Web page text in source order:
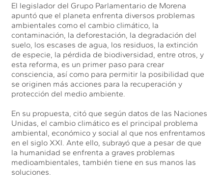
El legislador del Grupo Parlamentario de Morena
apuntó que el planeta enfrenta diversos problemas
ambientales como el cambio climático, la
contaminación, la deforestación, la degradación del
suelo, los escases de agua, los residuos, la extinción
de especie, la pérdida de biodiversidad, entre otros, y
esta reforma, es un primer paso para crear
consciencia, así como para permitir la posibilidad que
se originen más acciones para la recuperación y
protección del medio ambiente.
En su propuesta, citó que según datos de las Naciones
Unidas, el cambio climático es el principal problema
ambiental, económico y social al que nos enfrentamos
en el siglo XXI. Ante ello, subrayó que a pesar de que
la humanidad se enfrenta a graves problemas
medioambientales, también tiene en sus manos las
soluciones.